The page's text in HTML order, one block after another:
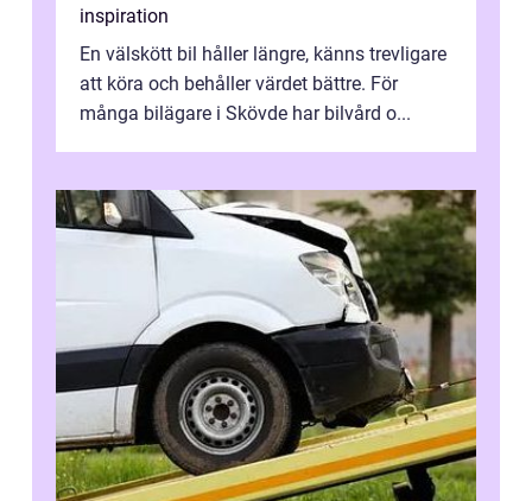
inspiration
En välskött bil håller längre, känns trevligare
att köra och behåller värdet bättre. För
många bilägare i Skövde har bilvård o...